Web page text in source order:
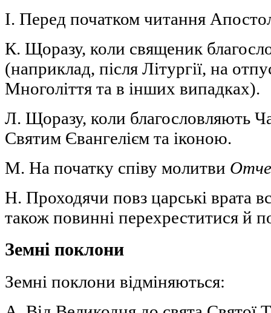
І. Перед початком читання
К. Щоразу, коли священик
(наприклад, після Літургії, на
Многоліття та в інших випадках).
Л. Щоразу, коли благословляють
Святим Євангелієм та іконою.
М. На початку співу молитви
Н. Проходячи повз царські врата
також повинні перехреститися й
Земні поклони
Земні поклони відміняються: